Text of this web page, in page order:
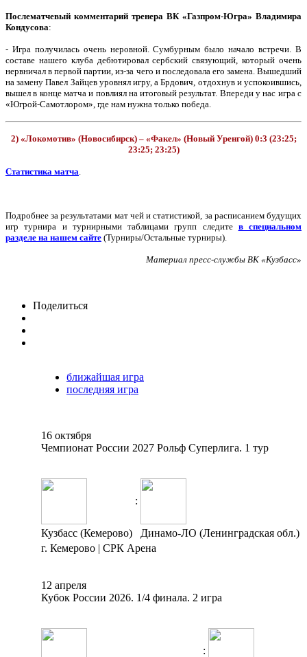
Послематчевый комментарий тренера ВК «Газпром-Югра» Владимира
Кондусова:
- Игра получилась очень неровной. Сумбурным было начало встречи. В
составе нашего клуба дебютировал сербский связующий, который очень
нервничал в первой партии, из-за чего и последовала его замена. Вышедший
на замену Павел Зайцев уровнял игру, а Брдович, отдохнув и успокоившись,
вышел в конце матча и повлиял на итоговый результат. Впереди у нас игра с
«Югрой-Самотлором», где нам нужна только победа.
2) «Локомотив» (Новосибирск) – «Факел» (Новый Уренгой) 0:3 (23:25;
23:25; 23:25)
Статистика матча.
Подробнее за результатами мат чей и статистикой, за расписанием будущих
игр турнира и турнирными таблицами групп следите в специальном
разделе на нашем сайте (Турниры/Остальные турниры).
Материал пресс-службы ВК «Кузбасс»
Поделиться
ближайшая игра
последняя игра
16 октября
Чемпионат России 2027 Рольф Суперлига. 1 тур
:
Кузбасс (Кемерово)
Динамо-ЛО (Ленинградская обл.)
г. Кемерово | СРК Арена
12 апреля
Кубок России 2026. 1/4 финала. 2 игра
: